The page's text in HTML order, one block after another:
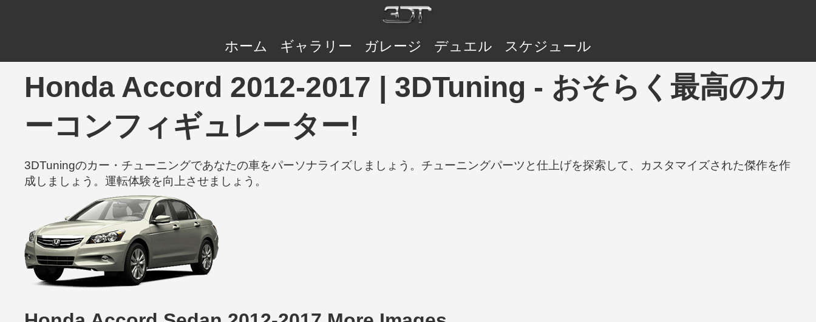
ホーム ギャラリー ガレージ デュエル スケジュール
Honda Accord 2012-2017 | 3DTuning - おそらく最高のカ
ーコンフィギュレーター!
3DTuningのカー・チューニングであなたの車をパーソナライズしましょう。チューニングパーツと仕上げを探索して、カスタマイズされた傑作を作
成しましょう。運転体験を向上させましょう。